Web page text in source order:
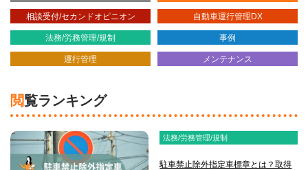
相談受付/セカンドオピニオン 自動車運行管理DX
法務/労務管理/規制 事例
運行管理 メンテナンス
閲覧ランキング
法務/労務管理/規制
駐車禁止除外指定車標章とは？取得